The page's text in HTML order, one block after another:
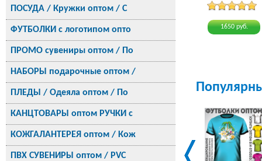
ПОСУДА / Кружки оптом / С
ФУТБОЛКИ с логотипом опто
ПРОМО сувениры оптом / По
НАБОРЫ подарочные оптом /
ПЛЕДЫ / Одеяла оптом / По
КАНЦТОВАРЫ оптом РУЧКИ с
КОЖГАЛАНТЕРЕЯ оптом / Кож
ПВХ СУВЕНИРЫ оптом / PVC
1650 руб.